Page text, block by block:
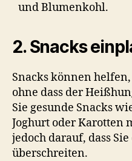
und Blumenkohl.
2. Snacks
Snacks können
ohne dass der
Sie gesunde Snacks
Joghurt oder Karotten
jedoch darauf, dass
überschreiten.